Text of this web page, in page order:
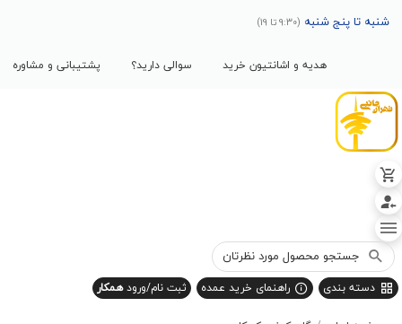
شنبه
هدیه و اشانتیون خرید سوالی دارید؟ پشتیبانی و مشاوره
راهنمای خرید عمده ثبت نام/ورودهمکار